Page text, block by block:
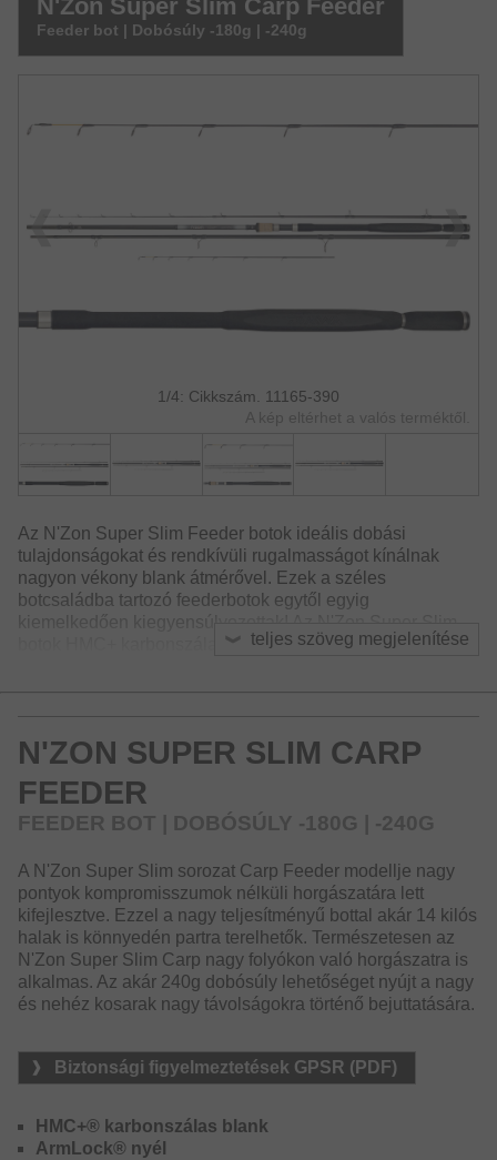
N'Zon Super Slim Carp Feeder
Feeder bot | Dobósúly -180g | -240g
1/4: Cikkszám. 11165-390
A kép eltérhet a valós terméktől.
teljes szöveg megjelenítése
Az N'Zon Super Slim Feeder botok ideális dobási
tulajdonságokat és rendkívüli rugalmasságot kínálnak
nagyon vékony blank átmérővel. Ezek a széles
botcsaládba tartozó feederbotok egytől egyig
botok HMC+ karbonszálas blankja dobás után azonnal
dobásokat tesz lehetővé. Az Armlock nyélrész a testhez és
során.
Az N'Zon Super Slim sorozat a modern feederhorgászat
minden módszerét lefedi. Megtaláljuk a könnyű method
feeder horgászathoz, de éppúgy a rövid, valamint a nagy
távolságok horgászatához alkalmas botokat egyaránt. Az
erős sodrásban való feederezéshez, valamint a nagy
pontyok horgászatához is kínál a sorozat megfelelő típust.
N'ZON SUPER SLIM CARP
FEEDER
FEEDER BOT | DOBÓSÚLY -180G | -240G
A N'Zon Super Slim sorozat Carp Feeder modellje nagy
pontyok kompromisszumok nélküli horgászatára lett
kifejlesztve. Ezzel a nagy teljesítményű bottal akár 14 kilós
halak is könnyedén partra terelhetők. Természetesen az
N'Zon Super Slim Carp nagy folyókon való horgászatra is
alkalmas. Az akár 240g dobósúly lehetőséget nyújt a nagy
és nehéz kosarak nagy távolságokra történő bejuttatására.
Biztonsági figyelmeztetések GPSR (PDF)
HMC+® karbonszálas blank
ArmLock® nyél